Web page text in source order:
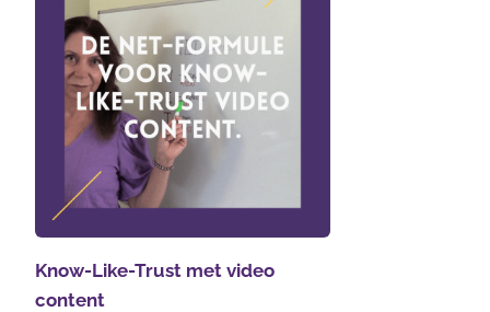
Know-Like-Trust met video
content